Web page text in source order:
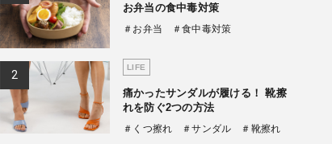
全商品一覧を見る
お弁当の食中毒対策
＃お弁当 ＃食中毒対策
LIFE
痛かったサンダルが履ける！ 靴擦
れを防ぐ2つの方法
＃くつ擦れ ＃サンダル ＃靴擦れ